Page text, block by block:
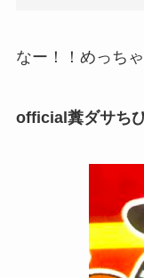
なー！！めっち
official糞ダサち